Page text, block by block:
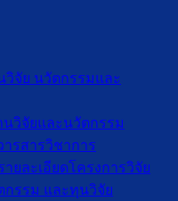
จัย นวัตกรรมและ
วิจัยและนวัตกรรม
รสารวิชาการ
ายละเอียดโครงการวิจัย
กรรม และทุนวิจัย